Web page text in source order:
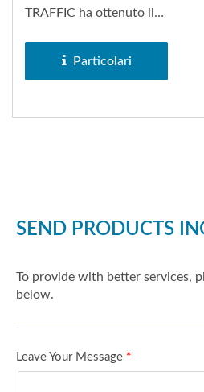
TRAFFIC ha ottenuto il
SAKURA...Particolari